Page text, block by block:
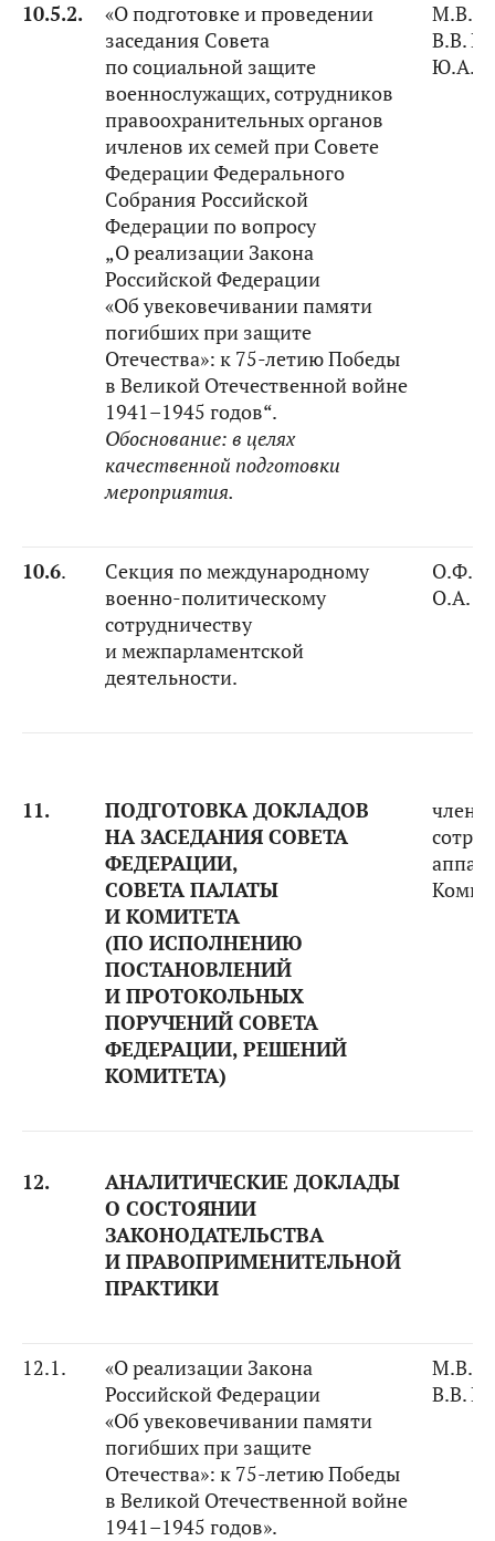
10.5.2.
«О подготовке и проведении
заседания Совета
по социальной защите
военнослужащих, сотрудников
правоохранительных органов
ичленов их семей при Совете
Федерации Федерального
Собрания Российской
Федерации по вопросу
„О реализации Закона
Российской Федерации
«Об увековечивании памяти
погибших при защите
Отечества»: к 75-летию Победы
в Великой Отечественной войне
1941–1945 годов“.
Обоснование: в целях
качественной подготовки
мероприятия.
М.В.
В.В.
Ю.А.
10.6.
Секция по международному
военно-политическому
сотрудничеству
и межпарламентской
деятельности.
О.Ф.
О.А.
11.
ПОДГОТОВКА ДОКЛАДОВ
НА ЗАСЕДАНИЯ СОВЕТА
ФЕДЕРАЦИИ,
СОВЕТА ПАЛАТЫ
И КОМИТЕТА
(ПО ИСПОЛНЕНИЮ
ПОСТАНОВЛЕНИЙ
И ПРОТОКОЛЬНЫХ
ПОРУЧЕНИЙ СОВЕТА
ФЕДЕРАЦИИ, РЕШЕНИЙ
КОМИТЕТА)
члены
12.
АНАЛИТИЧЕСКИЕ ДОКЛАДЫ
О СОСТОЯНИИ
ЗАКОНОДАТЕЛЬСТВА
И ПРАВОПРИМЕНИТЕЛЬНОЙ
ПРАКТИКИ
12.1.
«О реализации Закона
Российской Федерации
«Об увековечивании памяти
погибших при защите
Отечества»: к 75-летию Победы
в Великой Отечественной войне
1941–1945 годов».
М.В.
В.В.